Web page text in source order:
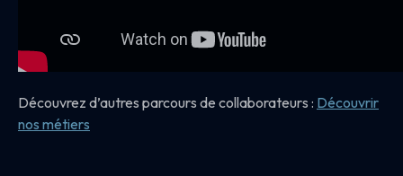
Découvrez d’autres parcours de collaborateurs : Découvrir
nos métiers